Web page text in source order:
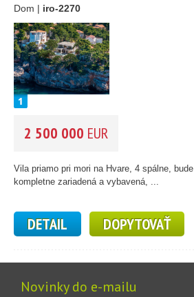
Dom | iro-2270
2 500 000 EUR
Vila priamo pri mori na Hvare, 4 spálne, bude
kompletne zariadená a vybavená, ...
DETAIL DOPYTOVAŤ
Novinky do e-mailu